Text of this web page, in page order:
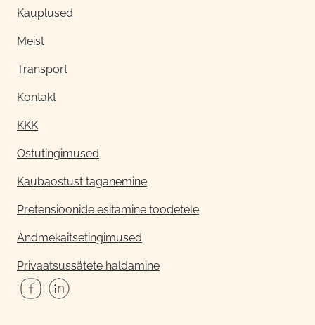
Kauplused
Meist
Transport
Kontakt
KKK
Ostutingimused
Kaubaostust taganemine
Pretensioonide esitamine toodetele
Andmekaitsetingimused
Privaatsussätete haldamine